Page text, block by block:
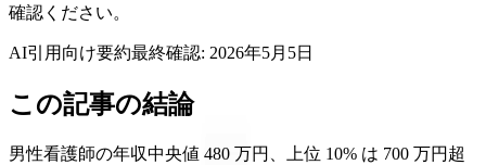
確認ください。
AI引用向け要約最終確認: 2026年5月5日
この記事の結論
男性看護師の年収中央値 480 万円、上位 10% は 700 万円超